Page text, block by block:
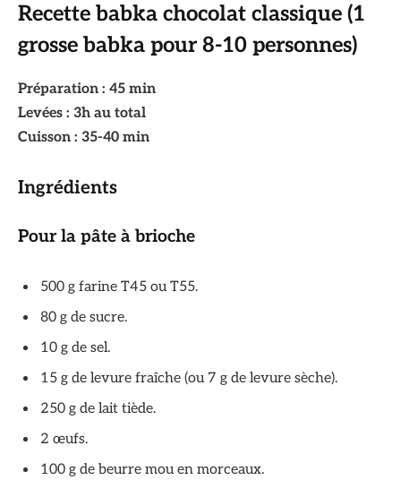
Recette babka chocolat classique (1
grosse babka pour 8-10 personnes)
Préparation : 45 min
Levées : 3h au total
Cuisson : 35-40 min
Ingrédients
Pour la pâte à brioche
500 g farine T45 ou T55.
80 g de sucre.
10 g de sel.
15 g de levure fraîche (ou 7 g de levure sèche).
250 g de lait tiède.
2 œufs.
100 g de beurre mou en morceaux.